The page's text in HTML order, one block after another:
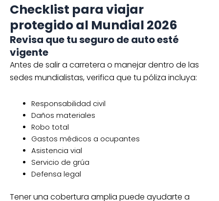
Responsabilidad civil
Daños materiales
Robo total
Gastos médicos a ocupantes
Asistencia vial
Servicio de grúa
Defensa legal
Tener una cobertura amplia puede ayudarte a
reducir gastos derivados de un siniestro o
percances durante el mundial.
Contrata un seguro de gastos médicos
Duranteeventos masivos, los servicios médicos
suelen saturarse
puede ayudarte con hospitalización, atención de